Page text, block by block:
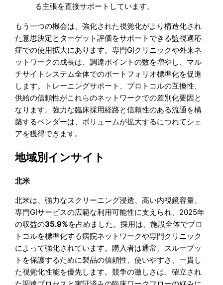
る主張を直接サポートしています。
もう一つの機会は、強化された視覚化がより構造化され
た意思決定とターゲット評価をサポートできる監視適応
症での使用拡大にあります。専門GIクリニックや外来ネ
ットワークの成長は、調達ポイントの数を増やし、マル
チサイトシステム全体でのポートフォリオ標準化を促進
します。トレーニングサポート、プロトコルの互換性、
供給の信頼性がこれらのネットワークでの差別化要因と
なります。強力な臨床採用経路と信頼性のある流通を構
築するベンダーは、ボリュームが拡大するにつれてシェ
アを獲得できます。
地域別インサイト
北米
北米は、強力なスクリーニング浸透、高い内視鏡容量、
専門GIサービスの広範な利用可能性に支えられ、2025年
の収益の35.9%を占めました。採用は、施設全体でプロ
トコルを標準化する病院ネットワークや専門クリニック
によって強化されています。購入者は通常、スループッ
トを保護するために製品の信頼性、使いやすさ、一貫し
た視覚化性能を優先します。競争の激しさは、確立され